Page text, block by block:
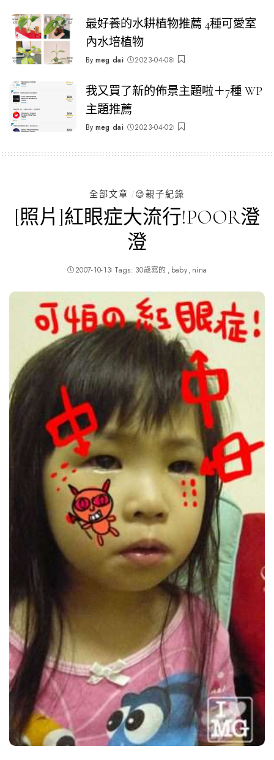
最好養的水耕植物推薦 4種可愛室
內水培植物
Posted
By meg dai 2023-04-08
我又買了新的佈景主題啦＋7種 WP
主題推薦
Posted
By meg dai 2023-04-02
全部文章 😌親子紀錄
[照片]紅眼症大流行!POOR澄
澄
2007-10-13 Tags: 30歲寫的 baby nina